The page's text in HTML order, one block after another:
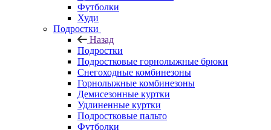
Футболки
Худи
Подростки
Назад
Подростки
Подростковые горнолыжные брюки
Снегоходные комбинезоны
Горнолыжные комбинезоны
Демисезонные куртки
Удлиненные куртки
Подростковые пальто
Футболки